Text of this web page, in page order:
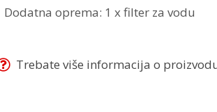
Dodatna oprema: 1 x filter za vodu
Trebate više informacija o